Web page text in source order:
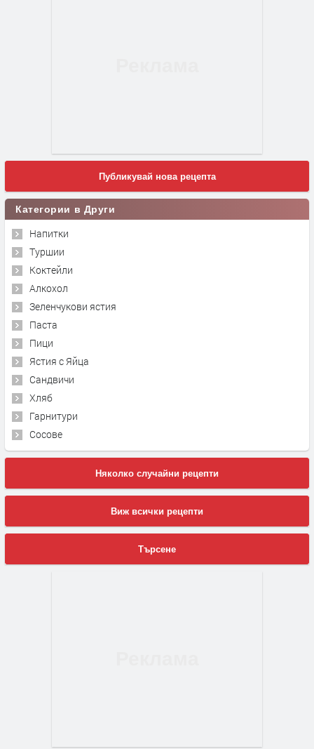
Публикувай нова рецепта
Категории в Други
Напитки
Туршии
Коктейли
Алкохол
Зеленчукови ястия
Паста
Пици
Ястия с Яйца
Сандвичи
Хляб
Гарнитури
Сосове
Няколко случайни рецепти
Виж всички рецепти
Търсене